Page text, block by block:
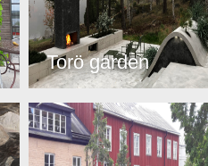
Torö garden